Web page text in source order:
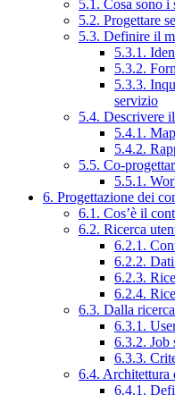
5.1. Cosa sono i
5.2. Progettare
5.3. Definire il
5.3.1.
5.3.2.
5.3.3.
servizio
5.4. Descrivere
5.4.1.
5.4.2.
5.5. Co-
5.5.1.
6. Progettazione dei
6.1. Cos’è il
6.2. Ricerca
6.2.1.
6.2.2.
6.2.3.
6.2.4.
6.3. Dalla
6.3.1.
6.3.2. Job
6.3.3.
6.4. Architettura
6.4.1.